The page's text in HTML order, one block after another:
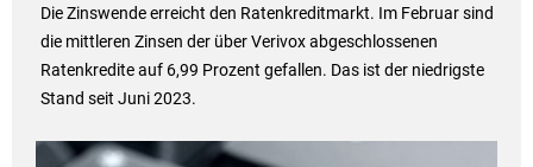
Die Zinswende erreicht den Ratenkreditmarkt. Im Februar sind
die mittleren Zinsen der über Verivox abgeschlossenen
Ratenkredite auf 6,99 Prozent gefallen. Das ist der niedrigste
Stand seit Juni 2023.